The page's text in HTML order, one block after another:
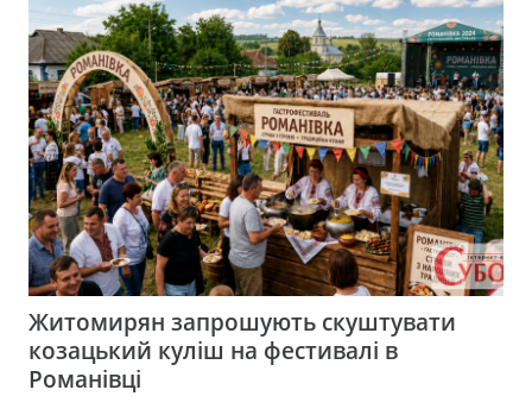
Житомирян запрошують скуштувати
козацький куліш на фестивалі в
Романівці